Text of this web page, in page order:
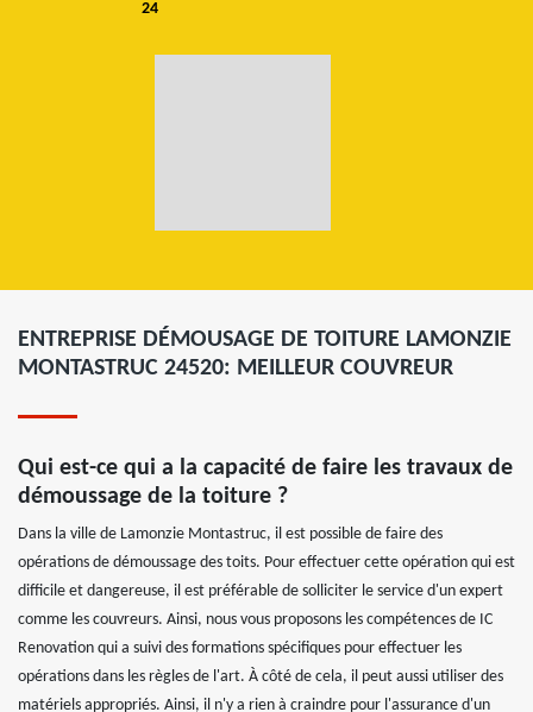
24
ENTREPRISE DÉMOUSAGE DE TOITURE LAMONZIE
MONTASTRUC 24520: MEILLEUR COUVREUR
Qui est-ce qui a la capacité de faire les travaux de
démoussage de la toiture ?
Dans la ville de Lamonzie Montastruc, il est possible de faire des
opérations de démoussage des toits. Pour effectuer cette opération qui est
difficile et dangereuse, il est préférable de solliciter le service d'un expert
comme les couvreurs. Ainsi, nous vous proposons les compétences de IC
Renovation qui a suivi des formations spécifiques pour effectuer les
opérations dans les règles de l'art. À côté de cela, il peut aussi utiliser des
matériels appropriés. Ainsi, il n'y a rien à craindre pour l'assurance d'un